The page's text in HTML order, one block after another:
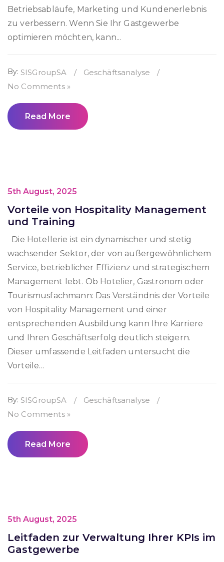
Betriebsabläufe, Marketing und Kundenerlebnis
zu verbessern. Wenn Sie Ihr Gastgewerbe
optimieren möchten, kann...
By: SISGroupSA / Geschäftsanalyse
/
No Comments »
Read More
5th August, 2025
Vorteile von Hospitality Management
und Training
Die Hotellerie ist ein dynamischer und stetig
wachsender Sektor, der von außergewöhnlichem
Service, betrieblicher Effizienz und strategischem
Management lebt. Ob Hotelier, Gastronom oder
Tourismusfachmann: Das Verständnis der Vorteile
von Hospitality Management und einer
entsprechenden Ausbildung kann Ihre Karriere
und Ihren Geschäftserfolg deutlich steigern.
Dieser umfassende Leitfaden untersucht die
Vorteile...
By: SISGroupSA / Geschäftsanalyse
/
No Comments »
Read More
5th August, 2025
Leitfaden zur Verwaltung Ihrer KPIs im
Gastgewerbe